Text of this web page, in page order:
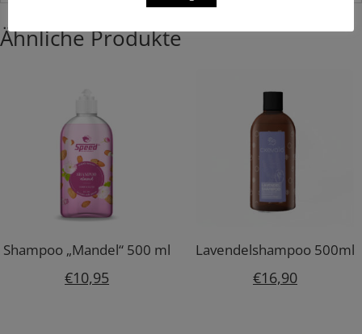
Ähnliche Produkte
Shampoo „Mandel“ 500 ml
€10,95
Lavendelshampoo 500ml
€16,90